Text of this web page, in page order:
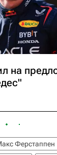
на
Ферстаппен